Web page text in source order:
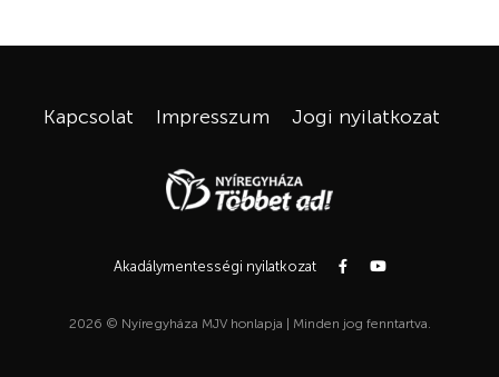
Kapcsolat Impresszum Jogi nyilatkozat
Akadálymentességi nyilatkozat
2026 © Nyíregyháza MJV honlapja | Minden jog fenntartva.